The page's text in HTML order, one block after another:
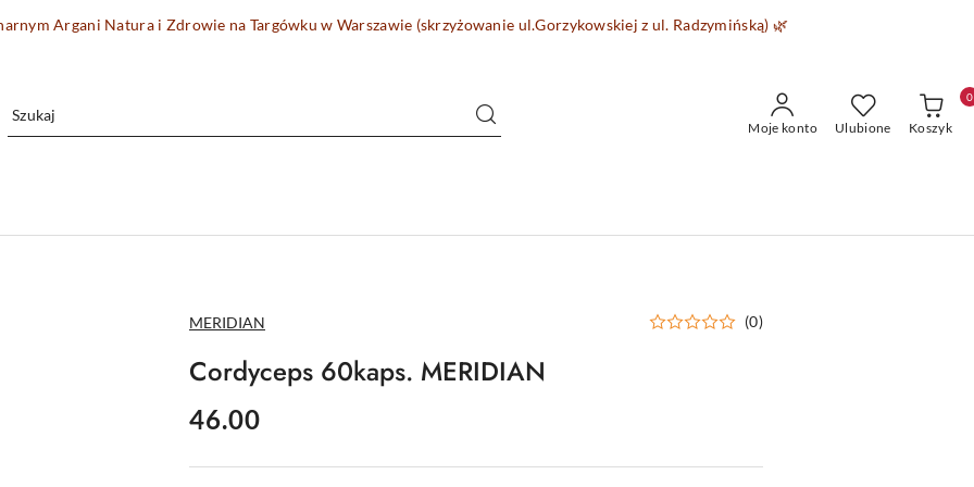
Argani Natura i Zdrowie na Targówku w Warszawie (skrzyżowanie ul.Gorzykowskiej z ul. Radzymińską) 🌿
Moje konto Ulubione Koszyk
0
NAZWA
PRODUCENTA:
MERIDIAN (0)
Cordyceps 60kaps. MERIDIAN
cena:
46.00